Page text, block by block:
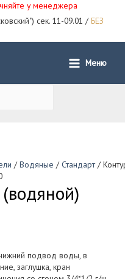
у менеджера
сек. 11-09.01 / БЕЗ
Main
Меню
/ Водяные / Стандарт/
подвод воды, в
заглушка, кран